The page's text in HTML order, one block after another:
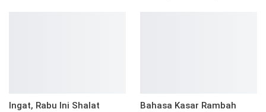
Ingat, Rabu Ini Shalat
Bahasa Kasar Rambah